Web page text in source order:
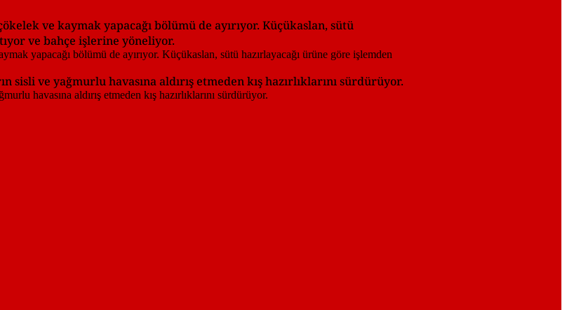
ve kaymak yapacağı bölümü de ayırıyor. Küçükaslan, sütü
ve bahçe işlerine yöneliyor.
ve yağmurlu havasına aldırış etmeden kış hazırlıklarını sürdürüyor.